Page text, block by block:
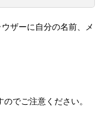
ザーに自分の名前、メ
でご注意ください。